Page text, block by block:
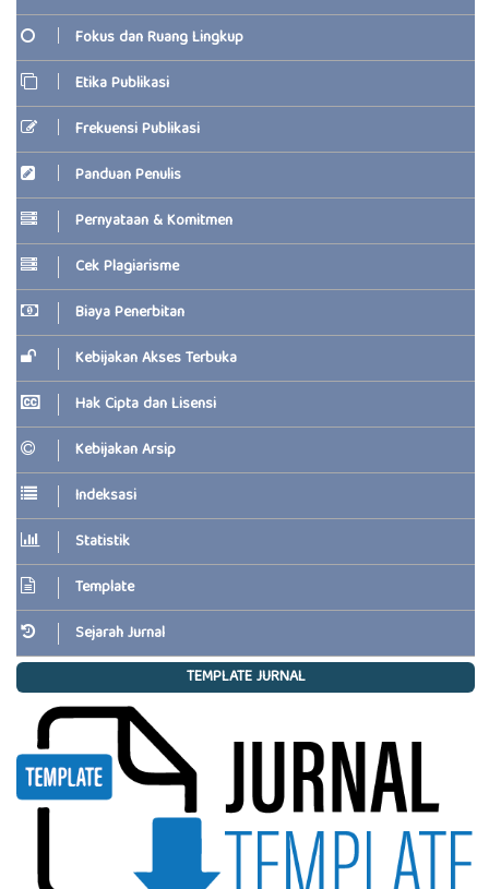
Fokus dan Ruang Lingkup
Etika Publikasi
Frekuensi Publikasi
Panduan Penulis
Pernyataan & Komitmen
Cek Plagiarisme
Biaya Penerbitan
Kebijakan Akses Terbuka
Hak Cipta dan Lisensi
Kebijakan Arsip
Indeksasi
Statistik
Template
Sejarah Jurnal
TEMPLATE JURNAL